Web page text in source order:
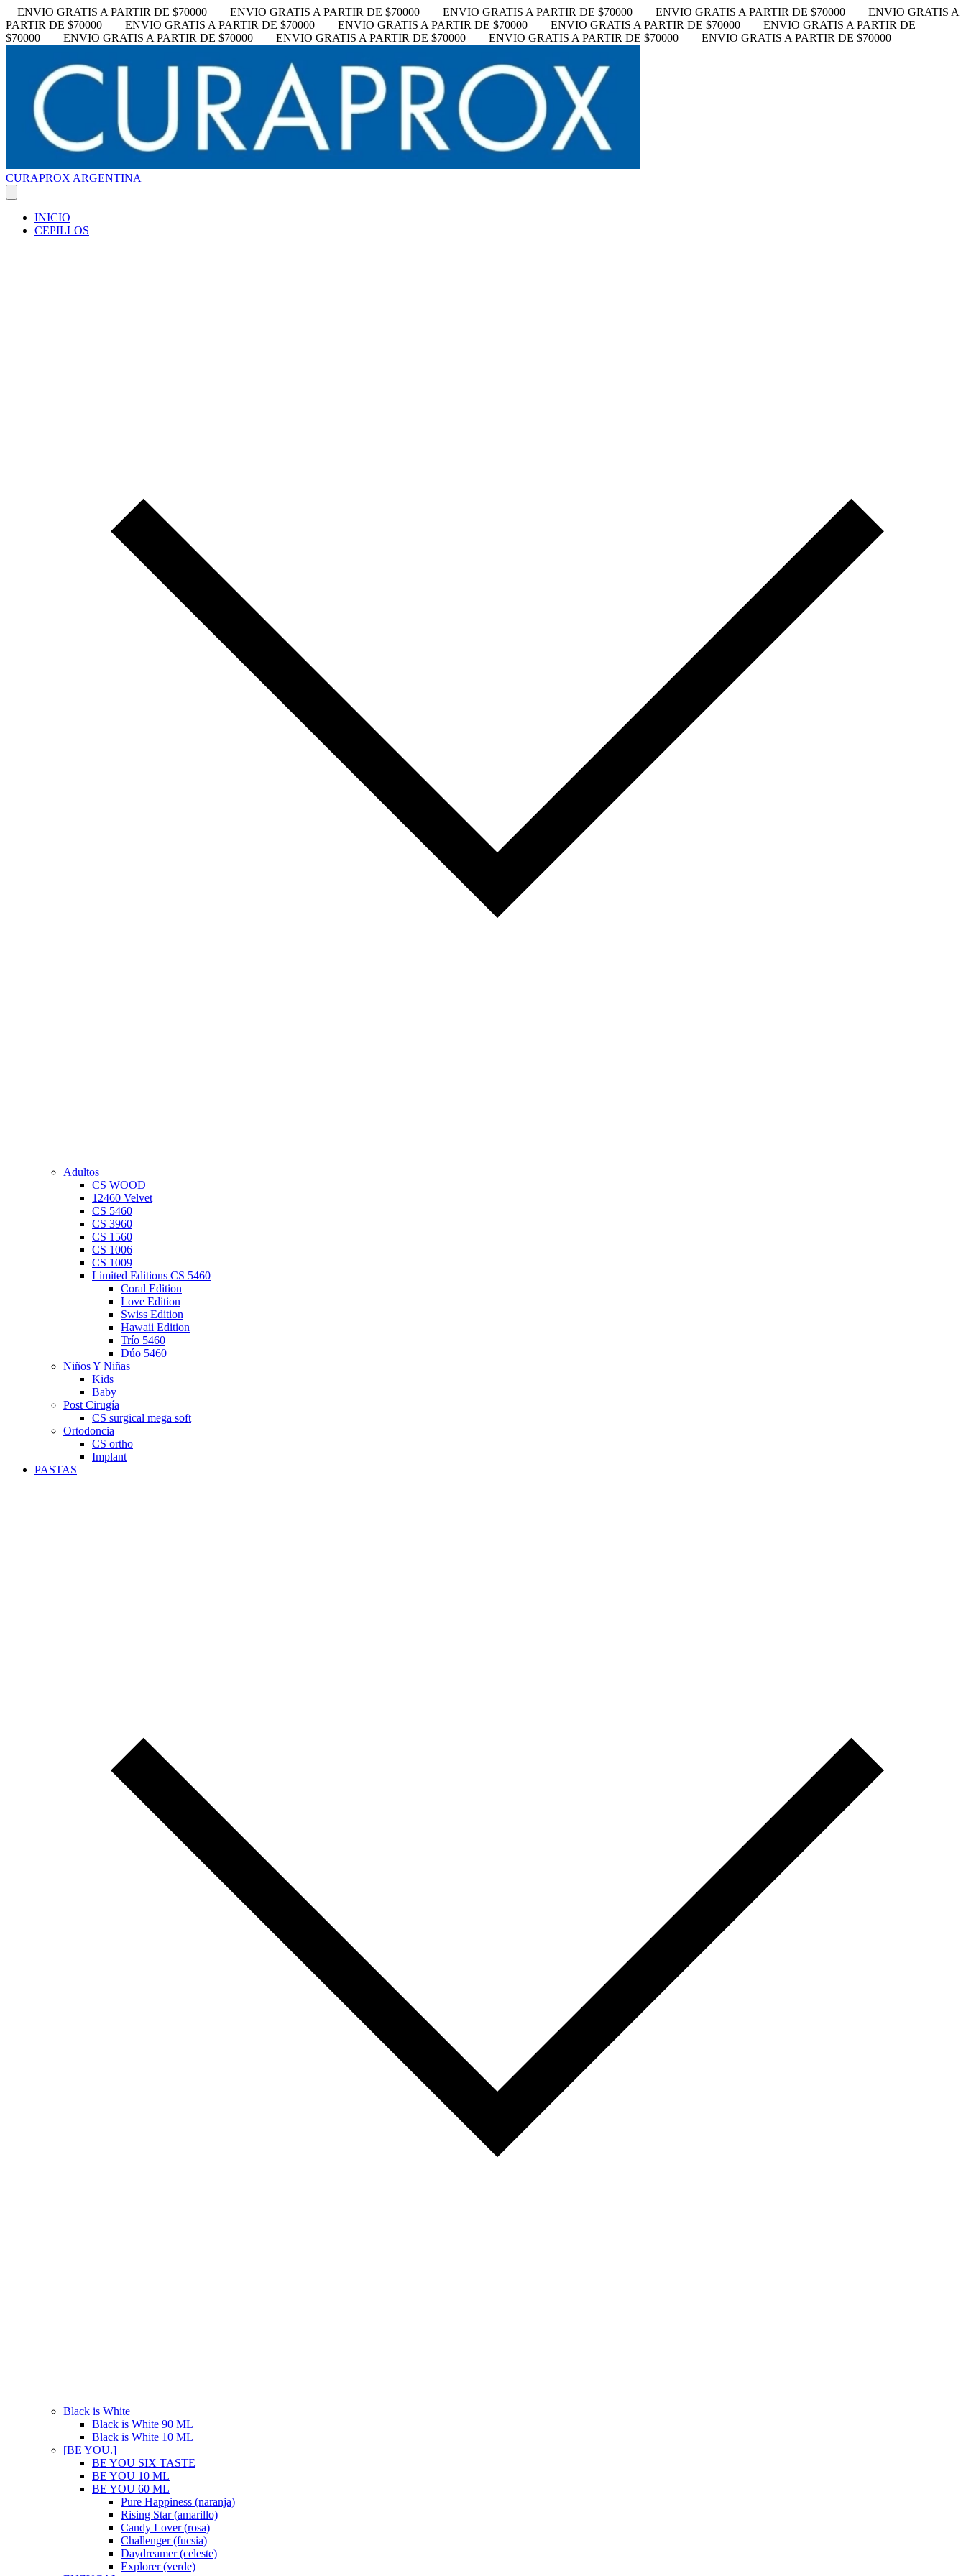
ENVIO GRATIS A PARTIR DE $70000 ENVIO GRATIS A PARTIR DE $70000 ENVIO GRATIS A PARTIR DE $70000 ENVIO GRATIS A PARTIR DE $70000
ENVIO GRATIS A
PARTIR DE $70000
ENVIO GRATIS A PARTIR DE $70000 ENVIO GRATIS A PARTIR DE $70000 ENVIO GRATIS A PARTIR DE $70000
ENVIO GRATIS A PARTIR DE
$70000
ENVIO GRATIS A PARTIR DE $70000 ENVIO GRATIS A PARTIR DE $70000 ENVIO GRATIS A PARTIR DE $70000 ENVIO GRATIS A PARTIR DE $70000
CURAPROX ARGENTINA
INICIO
CEPILLOS
Adultos
CS WOOD
12460 Velvet
CS 5460
CS 3960
CS 1560
CS 1006
CS 1009
Limited Editions CS 5460
Coral Edition
Love Edition
Swiss Edition
Hawaii Edition
Trío 5460
Dúo 5460
Niños Y Niñas
Kids
Baby
Post Cirugía
CS surgical mega soft
Ortodoncia
CS ortho
Implant
PASTAS
Black is White
Black is White 90 ML
Black is White 10 ML
[BE YOU.]
BE YOU SIX TASTE
BE YOU 10 ML
BE YOU 60 ML
Pure Happiness (naranja)
Rising Star (amarillo)
Candy Lover (rosa)
Challenger (fucsia)
Daydreamer (celeste)
Explorer (verde)